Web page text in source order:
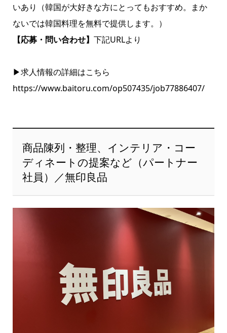
いあり（韓国が大好きな方にとってもおすすめ。まか
ないでは韓国料理を無料で提供します。）
【応募・問い合わせ】 下記URLより
▶求人情報の詳細はこちら
https://www.baitoru.com/op507435/job77886407/
商品陳列・整理、インテリア・コー
ディネートの提案など（パートナー
社員）／無印良品